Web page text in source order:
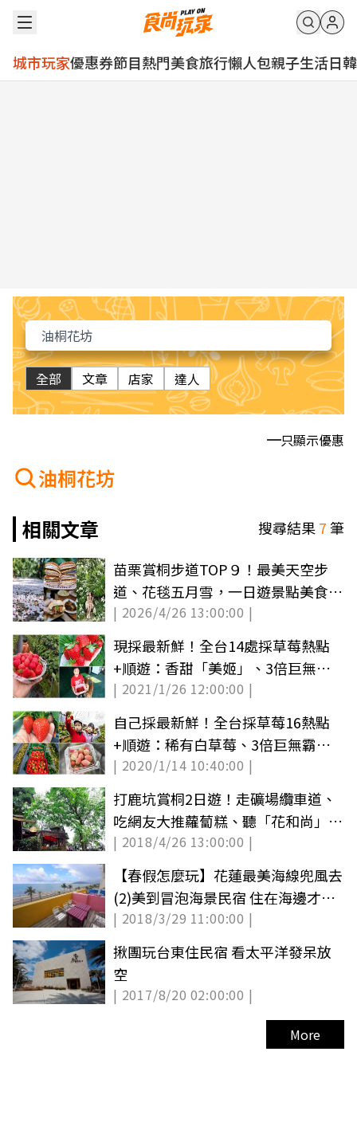
城市玩家優惠券節目熱門美食旅行懶人包親子生活日韓
全部 文章 店家 達人
只顯示優惠
油桐花坊
相關文章
搜尋結果7筆
苗栗賞桐步道TOP９！最美天空步
道、花毯五月雪，一日遊景點美食攻
略
| 2026/4/26 13:00:00 |
現採最新鮮！全台14處採草莓熱點
+順遊：香甜「美姬」、3倍巨無
霸、荷蘭魔力紅
| 2021/1/26 12:00:00 |
自己採最新鮮！全台採草莓16熱點
+順遊：稀有白草莓、3倍巨無霸草
莓
| 2020/1/14 10:40:00 |
打鹿坑賞桐2日遊！走礦場纜車道、
吃網友大推蘿蔔糕、聽「花和尚」叫
聲、賞百年桐花樹王
| 2018/4/26 13:00:00 |
【春假怎麼玩】花蓮最美海線兜風去
(2)美到冒泡海景民宿 住在海邊才叫
度假
| 2018/3/29 11:00:00 |
揪團玩台東住民宿 看太平洋發呆放
空
| 2017/8/20 02:00:00 |
More